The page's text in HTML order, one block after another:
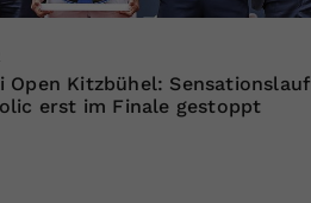
Open Kitzbühel: Sensationslauf
erst im Finale gestoppt